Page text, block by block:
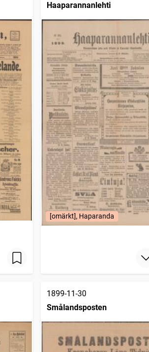
Haaparannanlehti
[omärkt], Haparanda
1899-11-30
Smålandsposten